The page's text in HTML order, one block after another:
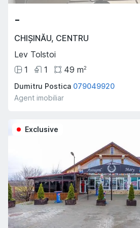
-
CHIȘINĂU, CENTRU
Lev Tolstoi
1
1 49 m2
Dumitru Postica 079049920
Agent imobiliar
Exclusive